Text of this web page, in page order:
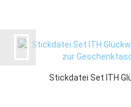
Stickdatei Set ITH